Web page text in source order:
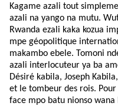
Kagame azali tout
azali na yango na mutu.
Rwanda ezali kaka kozua
mpe géopolitique
makambo ebele. Tomoni
azali interlocuteur ya ba
Désiré kabila, Joseph
et le tombeur des rois.
face mpo batu nionso